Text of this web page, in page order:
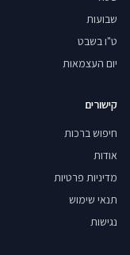
שבועות
ט"ו בשבט
יום העצמאות
קישורים
חיפוש ברכות
אודות
מדיניות פרטיות
תנאי שימוש
נגישות